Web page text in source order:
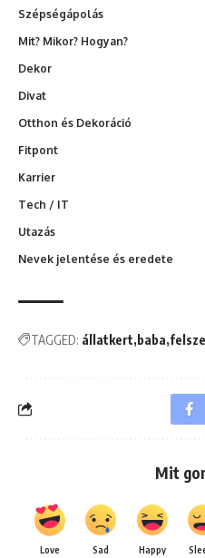
Szépségápolás
Mit? Mikor? Hogyan?
Dekor
Divat
Otthon és Dekoráció
Fitpont
Karrier
Tech / IT
Utazás
Nevek jelentése és eredete
TAGGED: állatkert baba
Mit
Love Sad Happy